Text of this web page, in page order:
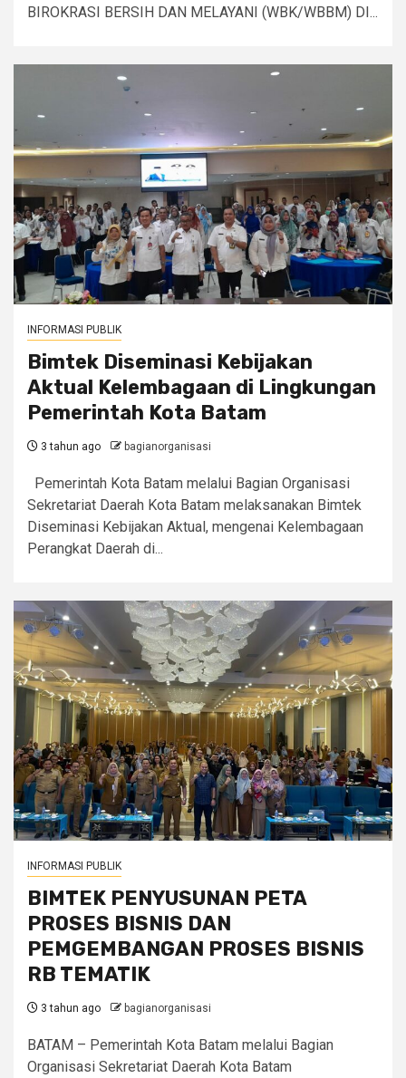
BIROKRASI BERSIH DAN MELAYANI (WBK/WBBM) DI...
INFORMASI PUBLIK
Bimtek Diseminasi Kebijakan
Aktual Kelembagaan di Lingkungan
Pemerintah Kota Batam
3 tahun ago bagianorganisasi
Pemerintah Kota Batam melalui Bagian Organisasi
Sekretariat Daerah Kota Batam melaksanakan Bimtek
Diseminasi Kebijakan Aktual, mengenai Kelembagaan
Perangkat Daerah di...
INFORMASI PUBLIK
BIMTEK PENYUSUNAN PETA
PROSES BISNIS DAN
PEMGEMBANGAN PROSES BISNIS
RB TEMATIK
3 tahun ago bagianorganisasi
BATAM – Pemerintah Kota Batam melalui Bagian
Organisasi Sekretariat Daerah Kota Batam